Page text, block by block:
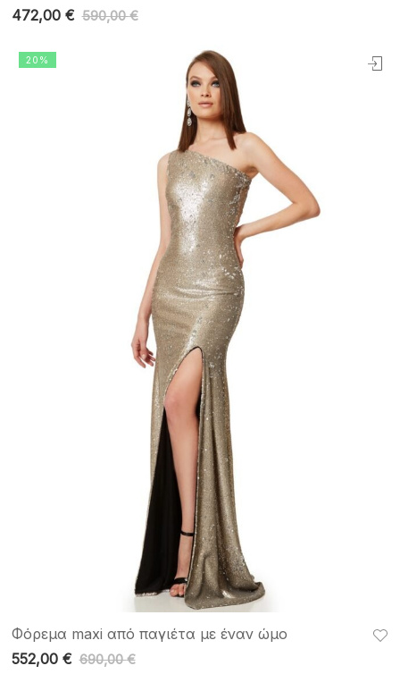
590,00€
472,00 €
20%
Φόρεμα maxi από παγιέτα με έναν ώμο
690,00€
552,00 €